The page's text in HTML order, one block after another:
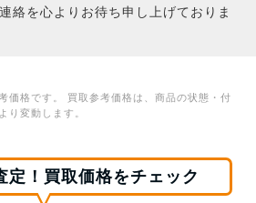
絡を心よりお待ち申し上げておりま
価格です。 買取参考価格は、商品の状態・付
り変動します。
定！買取価格をチェック